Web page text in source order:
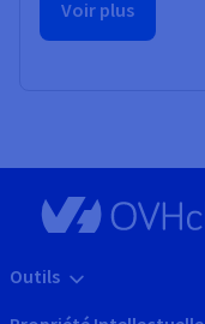
Voir plus
Outils